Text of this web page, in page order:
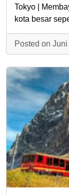
Tokyo |
kota besar
Posted on